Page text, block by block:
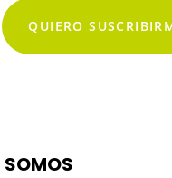
QUIERO
SOMOS